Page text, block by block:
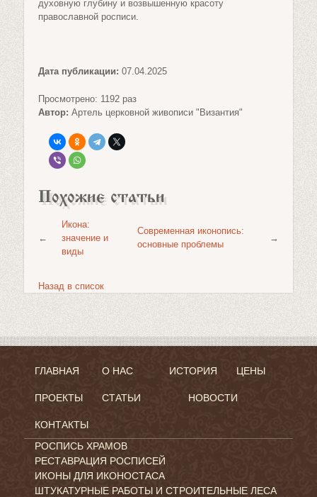
духовную глубину и возвышенную красоту
православной росписи.
Дата публикации: 07.04.2025
Просмотрено: 1192 раз
Автор: Артель церковной живописи "Византия"
Похожие статьи
←
Икона:
значение и
виды
Современная иконопись:
основные проблемы
→
Назад в список
ГЛАВНАЯ О НАС ИСТОРИЯ ЦЕНЫ
ПРОЕКТЫ СТАТЬИ НОВОСТИ
КОНТАКТЫ
РОСПИСЬ ХРАМОВ
РЕСТАВРАЦИЯ РОСПИСЕЙ
ИКОНЫ ДЛЯ ИКОНОСТАСА
ШТУКАТУРНЫЕ РАБОТЫ И СТРОИТЕЛЬНЫЕ ЛЕСА